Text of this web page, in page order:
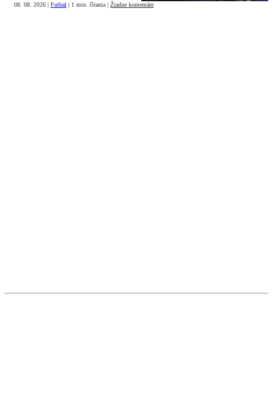
08. 08. 2026 | Futbal | 1 min. čítania | Žiadne komentáre